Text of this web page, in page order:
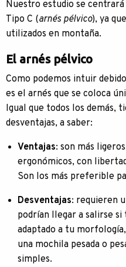
Nuestro estudio se
Tipo C (arnés pélvico), ya
utilizados en montaña.
El arnés pélvico
Como podemos intuir
es el arnés que se coloca
Igual que todos los demás,
desventajas, a saber:
Ventajas: son más
ergonómicos, con
Son los más preferible
Desventajas: requieren
podrían llegar a salirse
adaptado a tu
una mochila pesada o
simples.